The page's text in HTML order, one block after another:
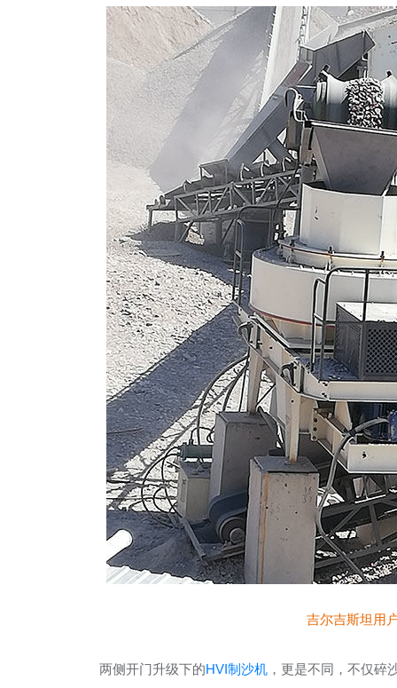
吉尔吉斯坦用
两侧开门升级下的HVI制沙机 ，更是不同，不仅碎